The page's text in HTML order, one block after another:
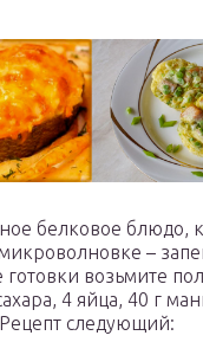
белковое блюдо,
–
готовки возьмите
4 яйца, 40 г
следующий: